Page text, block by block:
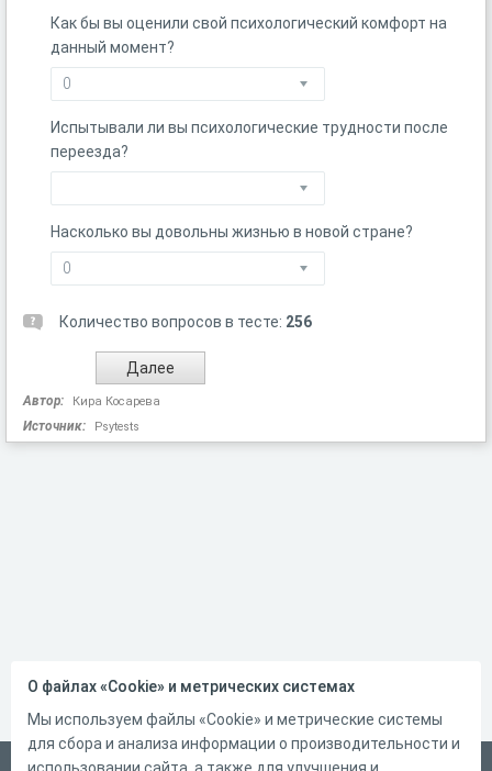
Как бы вы оценили свой психологический комфорт на
данный момент?
Испытывали ли вы психологические трудности после
переезда?
Насколько вы довольны жизнью в новой стране?
Количество вопросов в тесте: 256
Автор: Кира Косарева
Источник: Psytests
О файлах «Cookie» и метрических системах
Мы используем файлы «Cookie» и метрические системы
для сбора и анализа информации о производительности и